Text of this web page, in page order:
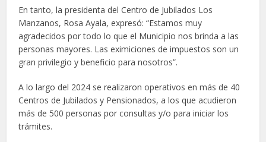
En tanto, la presidenta del Centro de Jubilados Los
Manzanos, Rosa Ayala, expresó: “Estamos muy
agradecidos por todo lo que el Municipio nos brinda a las
personas mayores. Las eximiciones de impuestos son un
gran privilegio y beneficio para nosotros”.
A lo largo del 2024 se realizaron operativos en más de 40
Centros de Jubilados y Pensionados, a los que acudieron
más de 500 personas por consultas y/o para iniciar los
trámites.